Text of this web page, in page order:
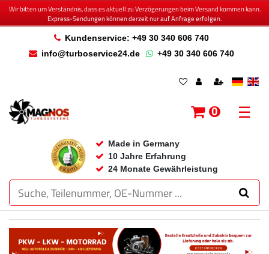
Wir bitten um Verständnis, dass es aktuell zu Verzögerungen beim Versand kommen kann.
Express-Sendungen können derzeit nur auf Anfrage erfolgen.
Kundenservice: +49 30 340 606 740
info@turboservice24.de
+49 30 340 606 740
Made in Germany
10 Jahre Erfahrung
24 Monate Gewährleistung
0 ☰